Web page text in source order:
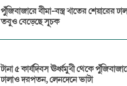
পুঁজিবাজারে বীমা-বস্ত্র খাতের শেয়ারের
তবুও বেড়েছে সূচক
টানা ৫ কার্যদিবস ঊর্ধ্বমুখী থেকে
ঢালাও দরপতন, লেনদেনে ভাটা